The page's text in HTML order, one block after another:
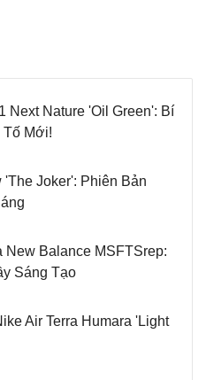
Next Nature 'Oil Green': Bí
Tố Mới!
'The Joker': Phiên Bản
New Balance MSFTSrep:
Sáng Tạo
Air Terra Humara 'Light